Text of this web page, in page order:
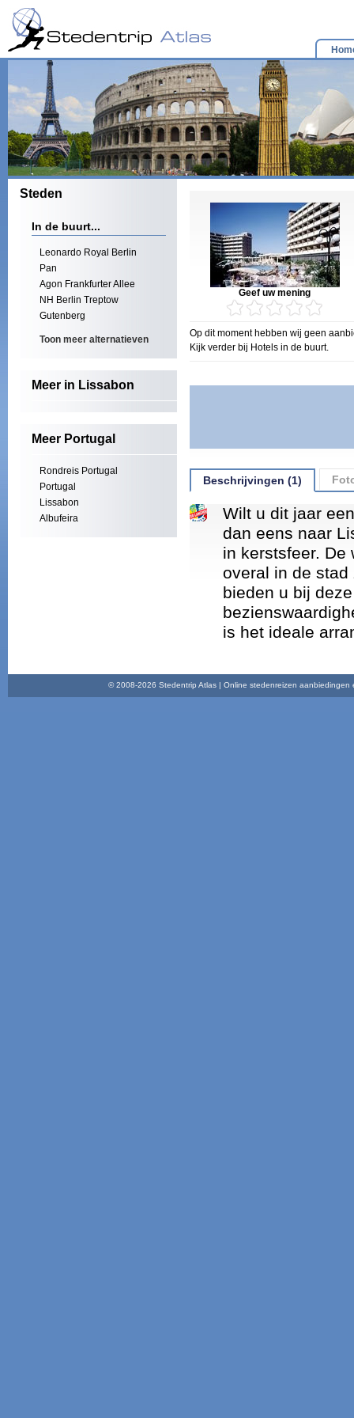
Steden
In de buurt...
Leonardo Royal Berlin
Pan
Agon Frankfurter Allee
NH Berlin Treptow
Gutenberg
Toon meer alternatieven
Meer in Lissabon
Meer Portugal
Rondreis Portugal
Portugal
Lissabon
Albufeira
Geef uw mening
Op dit moment hebben wij geen
Kijk verder bij Hotels in de buurt.
Beschrijvingen (1)
Wilt u dit jaar
dan eens naar
in kerstsfeer. De
overal in de
bieden u bij
is het ideale
© 2008-2026 Stedentrip Atlas | Online stedenreizen